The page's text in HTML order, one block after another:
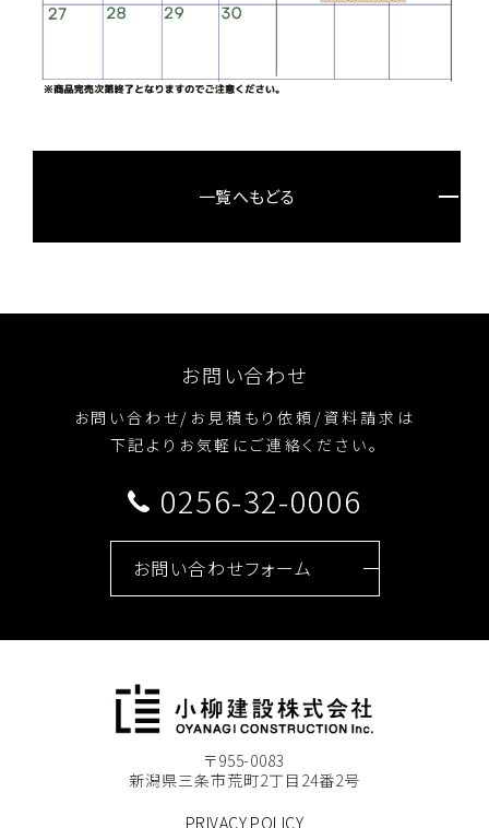
一覧へもどる
お問い合わせ
お問い合わせ/お見積もり依頼/資料請求は
下記よりお気軽にご連絡ください。
0256-32-0006
お問い合わせフォーム
〒955-0083
新潟県三条市荒町2丁目24番2号
PRIVACY POLICY